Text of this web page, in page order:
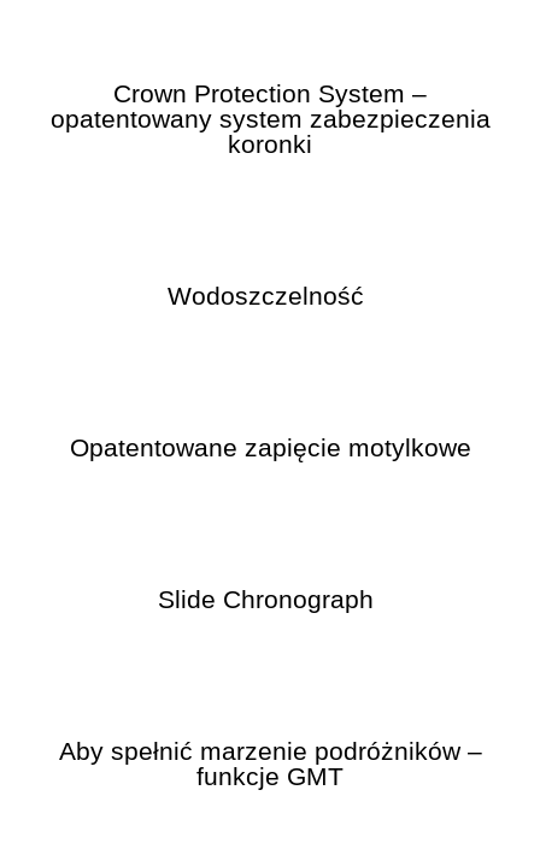
Crown Protection System –
opatentowany system zabezpieczenia
koronki
Wodoszczelność
Opatentowane zapięcie motylkowe
Slide Chronograph
Aby spełnić marzenie podróżników –
funkcje GMT